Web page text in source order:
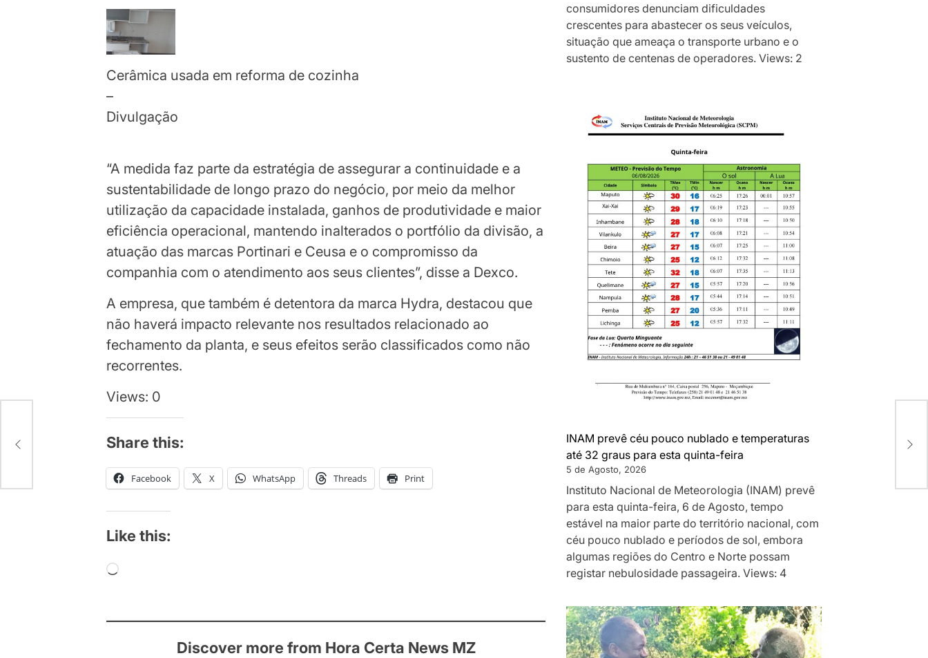
Cerâmica usada em reforma de cozinha
–
Divulgação
“A medida faz parte da estratégia de assegurar a continuidade e a
sustentabilidade de longo prazo do negócio, por meio da melhor
utilização da capacidade instalada, ganhos de produtividade e maior
eficiência operacional, mantendo inalterados o portfólio da divisão, a
atuação das marcas Portinari e Ceusa e o compromisso da
companhia com o atendimento aos seus clientes”, disse a Dexco.
A empresa, que também é detentora da marca Hydra, destacou que
não haverá impacto relevante nos resultados relacionado ao
fechamento da planta, e seus efeitos serão classificados como não
recorrentes.
Views: 0
Share this:
Facebook X WhatsApp Threads Print
Like this:
Loading…
Discover more from Hora Certa News MZ
consumidores denunciam dificuldades
crescentes para abastecer os seus veículos,
situação que ameaça o transporte urbano e o
sustento de centenas de operadores. Views: 2
INAM prevê céu pouco nublado e temperaturas
até 32 graus para esta quinta-feira
5 de Agosto, 2026
Instituto Nacional de Meteorologia (INAM) prevê
para esta quinta-feira, 6 de Agosto, tempo
estável na maior parte do território nacional, com
céu pouco nublado e períodos de sol, embora
algumas regiões do Centro e Norte possam
registar nebulosidade passageira. Views: 4